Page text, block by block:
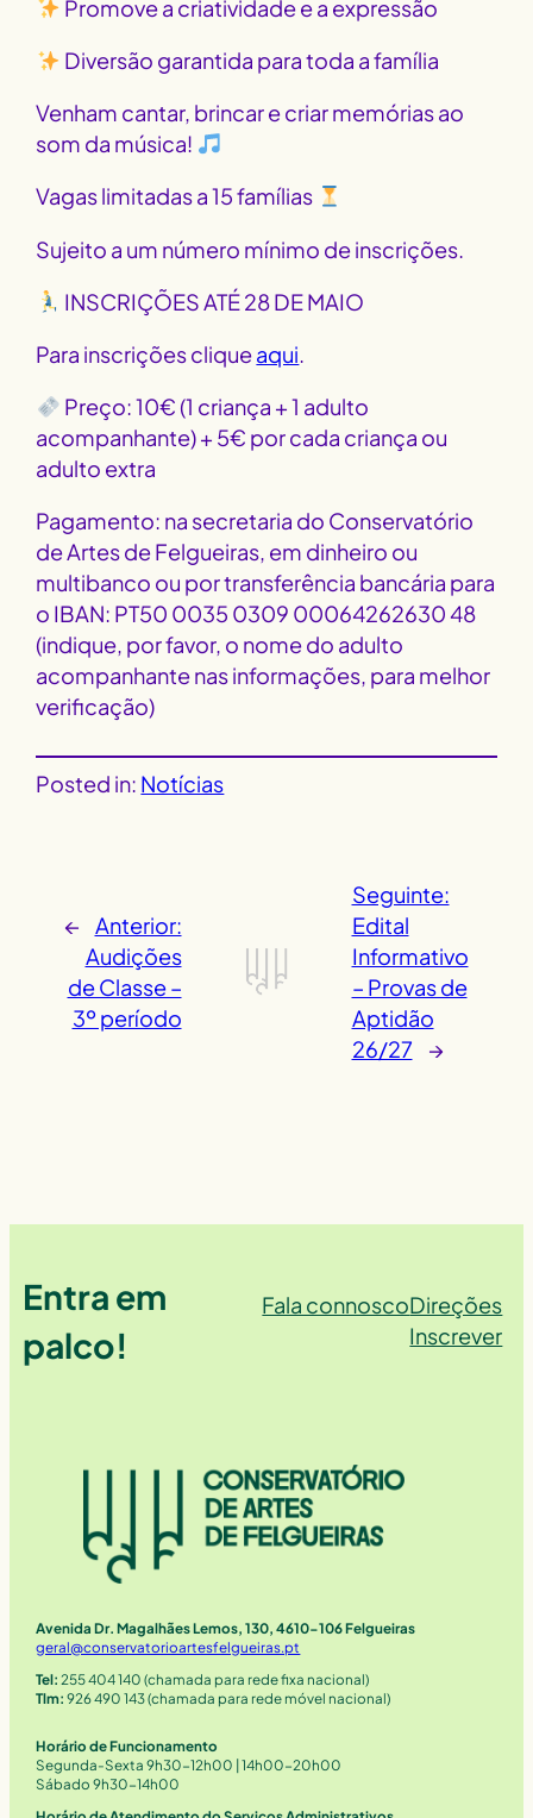
Promove a criatividade e a expressão
Diversão garantida para toda a família
Venham cantar, brincar e criar memórias ao
som da música!
Vagas limitadas a 15 famílias
Sujeito a um número mínimo de inscrições.
INSCRIÇÕES ATÉ 28 DE MAIO
Para inscrições cliqueaqui.
Preço: 10€ (1 criança + 1 adulto
acompanhante) + 5€ por cada criança ou
adulto extra
Pagamento: na secretaria do Conservatório
de Artes de Felgueiras, em dinheiro ou
multibanco ou por transferência bancária para
o IBAN: PT50 0035 0309 00064262630 48
(indique, por favor, o nome do adulto
acompanhante nas informações, para melhor
verificação)
Posted in: Notícias
←
Anterior:
Audições
de Classe –
3º período
Seguinte:
Edital
Informativo
– Provas de
Aptidão
26/27
→
Entra em
palco!
Fala connoscoDireções
Inscrever
Avenida Dr. Magalhães Lemos, 130, 4610-106 Felgueiras
geral@conservatorioartesfelgueiras.pt
Tel: 255 404 140 (chamada para rede fixa nacional)
Tlm: 926 490 143 (chamada para rede móvel nacional)
Horário de Funcionamento
Segunda-Sexta 9h30-12h00 | 14h00-20h00
Sábado 9h30-14h00